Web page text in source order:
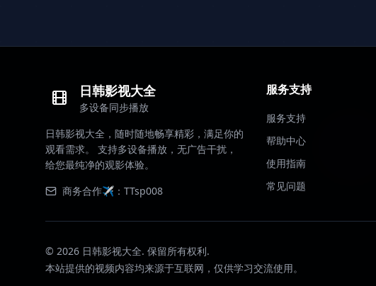
日韩影视大全
多设备同步播放
日韩影视大全，随时随地畅享精彩，满足你的
观看需求。 支持多设备播放，无广告干扰，
给您最纯净的观影体验。
商务合作✈️：TTsp008
服务支持
服务支持
帮助中心
使用指南
常见问题
© 2026 日韩影视大全. 保留所有权利.
本站提供的视频内容均来源于互联网，仅供学习交流使用。